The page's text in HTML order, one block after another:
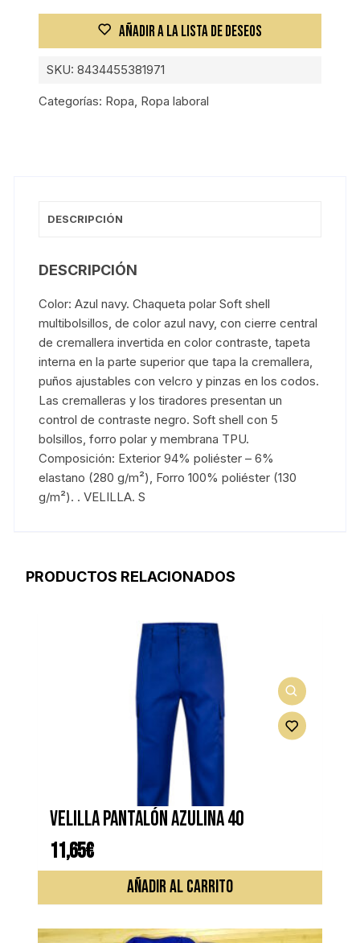
AÑADIR A LA LISTA DE DESEOS
SKU:8434455381971
Categorías: Ropa, Ropa laboral
DESCRIPCIÓN
DESCRIPCIÓN
Color: Azul navy. Chaqueta polar Soft shell
multibolsillos, de color azul navy, con cierre central
de cremallera invertida en color contraste, tapeta
interna en la parte superior que tapa la cremallera,
puños ajustables con velcro y pinzas en los codos.
Las cremalleras y los tiradores presentan un
control de contraste negro. Soft shell con 5
bolsillos, forro polar y membrana TPU.
Composición: Exterior 94% poliéster – 6%
elastano (280 g/m²), Forro 100% poliéster (130
g/m²). . VELILLA. S
PRODUCTOS RELACIONADOS
VELILLA PANTALÓN AZULINA 40
11,65€
AÑADIR AL CARRITO